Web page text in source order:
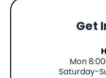
Get
Mon
Saturday-